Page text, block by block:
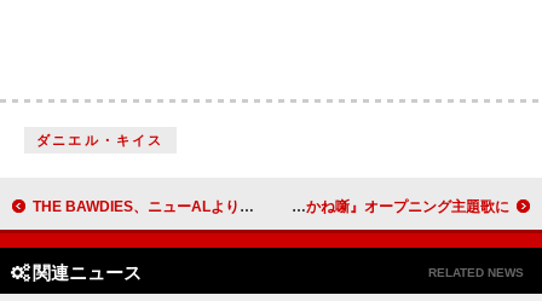
ダニエル・キイス
THE BAWDIES、ニューALより先行シングル「PARTY PARTY」配信決定 ROY社長企画の“慰安旅行”予告映像も公開 桑田佳祐、初のアニメ完全書き下ろし 新曲「人誑し / ひとたらし」がTVアニメ『あかね噺』オープニング主題歌に
関連ニュース RELATED NEWS